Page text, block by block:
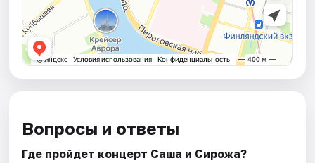
Вопросы и ответы
Где пройдет концерт Саша и Сирожа?